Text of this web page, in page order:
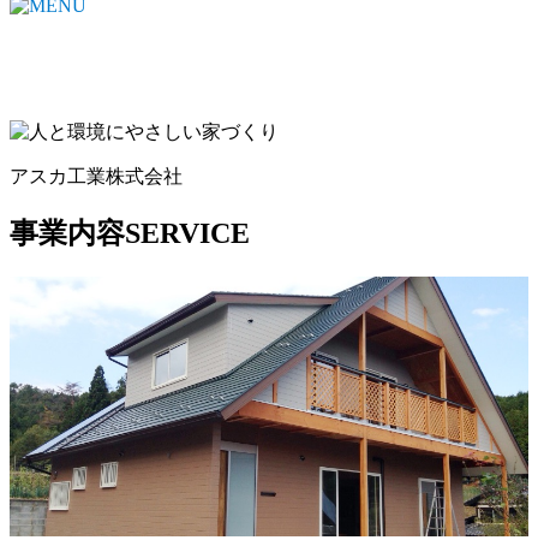
アスカ工業株式会社
事業内容SERVICE